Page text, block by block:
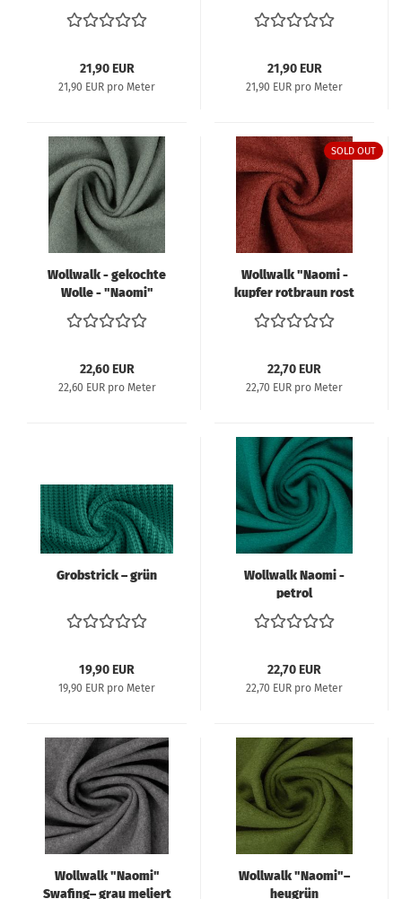
21,90 EUR
21,90 EUR pro Meter
21,90 EUR
21,90 EUR pro Meter
Wollwalk - gekochte
Wolle - "Naomi"
smaragd
22,60 EUR
22,60 EUR pro Meter
SOLD OUT
Wollwalk "Naomi -
kupfer rotbraun rost
22,70 EUR
22,70 EUR pro Meter
Grobstrick – grün
19,90 EUR
19,90 EUR pro Meter
Wollwalk Naomi -
petrol
22,70 EUR
22,70 EUR pro Meter
Wollwalk "Naomi"
Swafing– grau meliert
Wollwalk "Naomi"–
heugrün